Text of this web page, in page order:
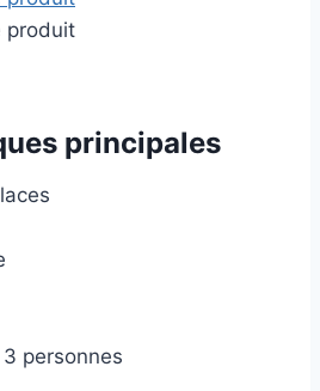
produit
principales
personnes